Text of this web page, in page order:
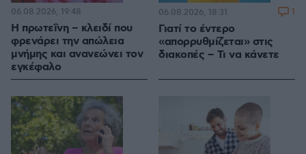
Η πρωτεΐνη – κλειδί που
φρενάρει την απώλεια
μνήμης και ανανεώνει τον
εγκέφαλο
06.08.2026, 19:48
Γιατί το έντερο
«απορρυθμίζεται» στις
διακοπές – Τι να κάνετε
06.08.2026, 18:31 1